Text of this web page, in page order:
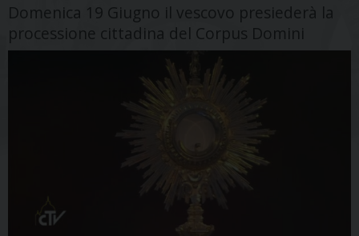
Domenica 19 Giugno il vescovo presiederà la
processione cittadina del Corpus Domini